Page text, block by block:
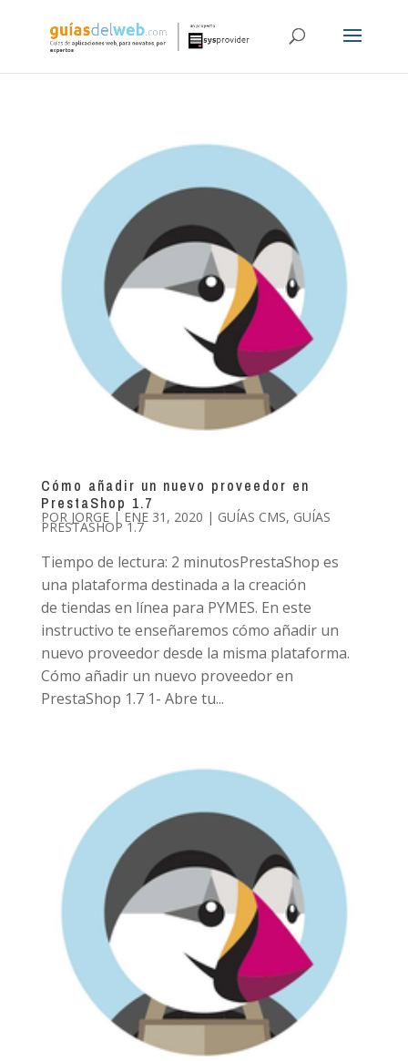
Cómo añadir un nuevo proveedor en
PrestaShop 1.7
POR JORGE| ENE 31, 2020 | GUÍAS CMS, GUÍAS
PRESTASHOP 1.7
Tiempo de lectura: 2 minutosPrestaShop es
una plataforma destinada a la creación
de tiendas en línea para PYMES. En este
instructivo te enseñaremos cómo añadir un
nuevo proveedor desde la misma plataforma.
Cómo añadir un nuevo proveedor en
PrestaShop 1.7 1- Abre tu...